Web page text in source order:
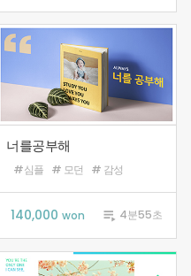
너를공부해
#심플 # 모던 # 감성
140,000won  4분55초